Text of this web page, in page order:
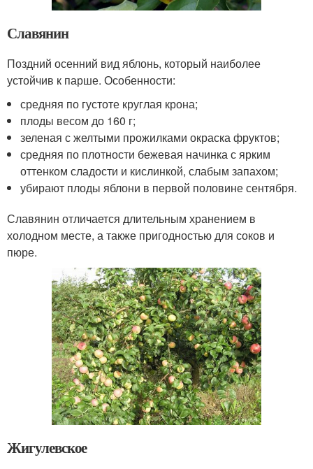
Славянин
Поздний осенний вид яблонь, который наиболее
устойчив к парше. Особенности:
средняя по густоте круглая крона;
плоды весом до 160 г;
зеленая с желтыми прожилками окраска фруктов;
средняя по плотности бежевая начинка с ярким
оттенком сладости и кислинкой, слабым запахом;
убирают плоды яблони в первой половине сентября.
Славянин отличается длительным хранением в
холодном месте, а также пригодностью для соков и
пюре.
Жигулевское